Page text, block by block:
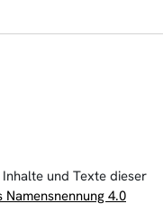
und Texte dieser
4.0